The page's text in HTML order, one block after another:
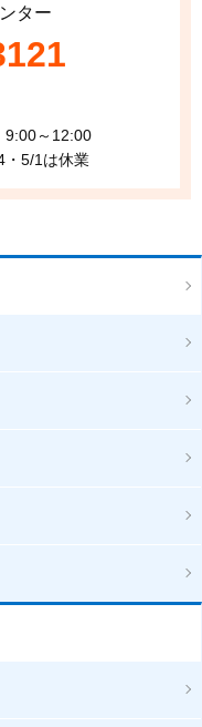
ター
9:00～12:00
・5/1は休業